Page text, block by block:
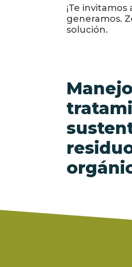
¡Te
generamos.
solución.